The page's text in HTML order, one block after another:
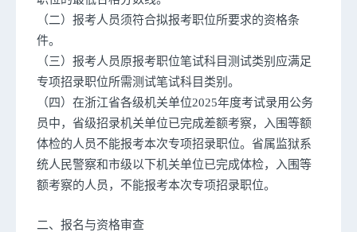
（二）报考人员须符合拟报考职位所要求的资格条
件。
（三）报考人员原报考职位笔试科目测试类别应满足
专项招录职位所需测试笔试科目类别。
（四）在浙江省各级机关单位2025年度考试录用公务
员中，省级招录机关单位已完成差额考察，入围等额
体检的人员不能报考本次专项招录职位。省属监狱系
统人民警察和市级以下机关单位已完成体检，入围等
额考察的人员，不能报考本次专项招录职位。
二、报名与资格审查